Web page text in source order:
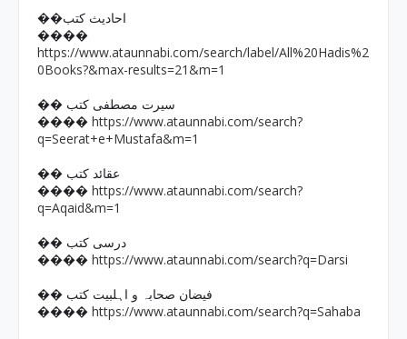
��احادیث کتب
����
https://www.ataunnabi.com/search/label/All%20Hadis%2
0Books?&max-results=21&m=1
�� سیرت مصطفی کتب
���� https://www.ataunnabi.com/search?
q=Seerat+e+Mustafa&m=1
�� عقائد کتب
���� https://www.ataunnabi.com/search?
q=Aqaid&m=1
�� درسی کتب
���� https://www.ataunnabi.com/search?q=Darsi
�� فیضان صحابہ و اہلبیت کتب
���� https://www.ataunnabi.com/search?q=Sahaba